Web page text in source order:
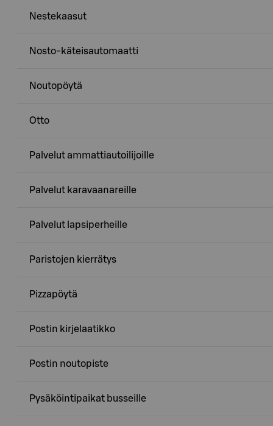
Nestekaasut
Nosto-käteisautomaatti
Noutopöytä
Otto
Palvelut ammattiautoilijoille
Palvelut karavaanareille
Palvelut lapsiperheille
Paristojen kierrätys
Pizzapöytä
Postin kirjelaatikko
Postin noutopiste
Pysäköintipaikat busseille